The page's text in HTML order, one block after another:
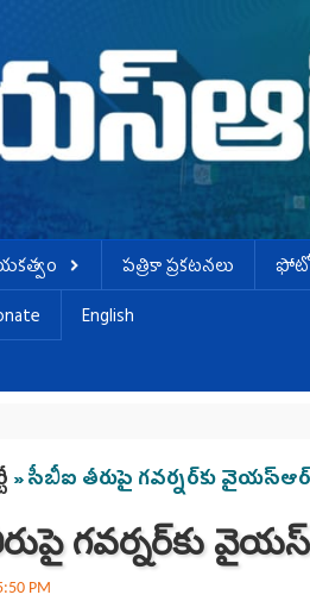
పత్రికా ప్రకటనలు
English
here
» సీబీఐ తీరుపై గవర్నర్‌కు
గవర్నర్‌కు
PM